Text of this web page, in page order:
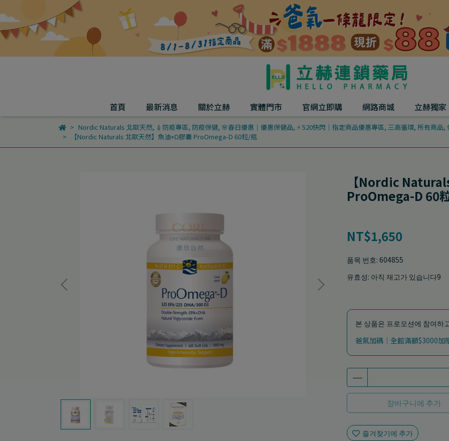
首頁 最新消息 關於立赫 實體門市 官網立即購 網路商城 立赫獨家
Nordic Naturals 北歐天然, 💉防疫專區, 防疫保健, 🌸春日優惠｜優惠保健品, ⚡ 520快閃｜指定商品優惠專區, 三高循環, 所有商品,
【Nordic Naturals 北歐天然】魚油+D膠囊 ProOmega-D 60粒/瓶
【Nordic
ProOmega-D 60
NT$1,650
품목 번호: 604855
유효성: 아직 재고가 있습니다9
본 상품은 프로모션에 참여하
爸氣加碼｜全館滿額$3000加
장바구니에 추가
즐겨찾기에 추가